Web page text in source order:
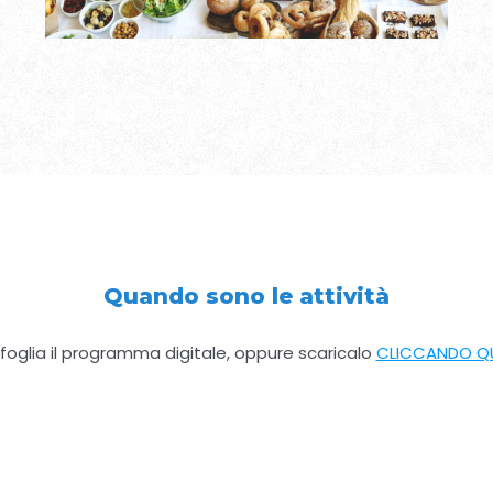
Quando sono le attività
il programma digitale, oppure scaricalo CLICCANDO